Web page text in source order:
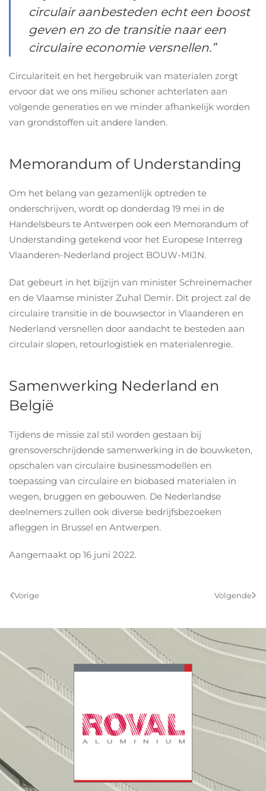
circulair aanbesteden echt een boost
geven en zo de transitie naar een
circulaire economie versnellen.”
Circulariteit en het hergebruik van materialen zorgt
ervoor dat we ons milieu schoner achterlaten aan
volgende generaties en we minder afhankelijk worden
van grondstoffen uit andere landen.
Memorandum of Understanding
Om het belang van gezamenlijk optreden te
onderschrijven, wordt op donderdag 19 mei in de
Handelsbeurs te Antwerpen ook een Memorandum of
Understanding getekend voor het Europese Interreg
Vlaanderen-Nederland project BOUW-MIJN.
Dat gebeurt in het bijzijn van minister Schreinemacher
en de Vlaamse minister Zuhal Demir. Dit project zal de
circulaire transitie in de bouwsector in Vlaanderen en
Nederland versnellen door aandacht te besteden aan
circulair slopen, retourlogistiek en materialenregie.
Samenwerking Nederland en
België
Tijdens de missie zal stil worden gestaan bij
grensoverschrijdende samenwerking in de bouwketen,
opschalen van circulaire businessmodellen en
toepassing van circulaire en biobased materialen in
wegen, bruggen en gebouwen. De Nederlandse
deelnemers zullen ook diverse bedrijfsbezoeken
afleggen in Brussel en Antwerpen.
Aangemaakt op 16 juni 2022.
Vorige Volgende